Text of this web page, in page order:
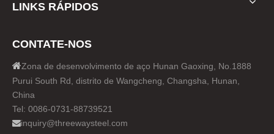
LINKS RÁPIDOS
CONTATE-NOS
Zona de desenvolvimento de aço Hunan Gaoxing, No.1888
Purui South Rd, distrito de Wangcheng, Changsha, Hunan,
China
Tel: 0086-0731-88739521
inquiry@threewaysteel.com